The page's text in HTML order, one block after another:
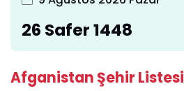
26 Safer 1448
Afganistan Şehir Listesi